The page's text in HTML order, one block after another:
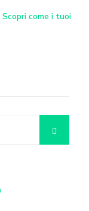
Scopri come i tuoi